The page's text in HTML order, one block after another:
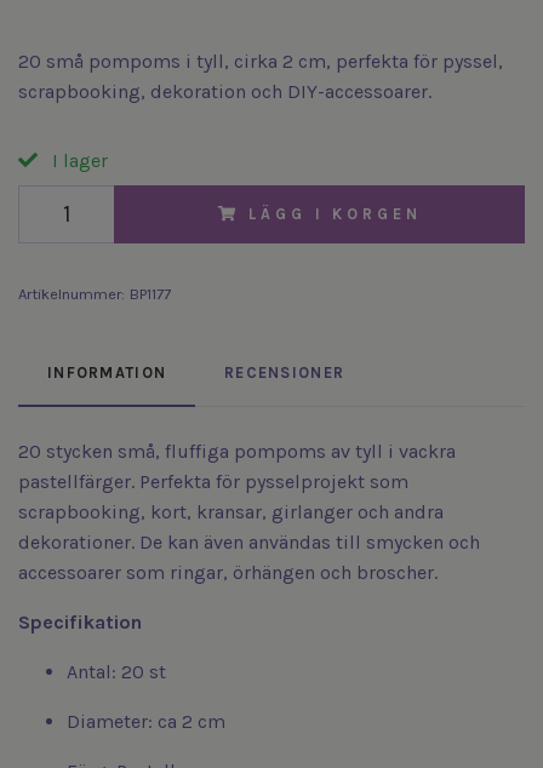
20 små pompoms i tyll, cirka 2 cm, perfekta för pyssel,
scrapbooking, dekoration och DIY-accessoarer.
I lager
LÄGG I KORGEN
Artikelnummer: BP1177
INFORMATION RECENSIONER
20 stycken små, fluffiga pompoms av tyll i vackra
pastellfärger. Perfekta för pysselprojekt som
scrapbooking, kort, kransar, girlanger och andra
dekorationer. De kan även användas till smycken och
accessoarer som ringar, örhängen och broscher.
Specifikation
Antal: 20 st
Diameter: ca 2 cm